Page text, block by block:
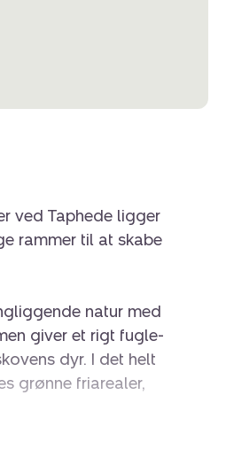
ved Taphede ligger
rammer til at skabe
natur med
giver et rigt fugle-
dyr. I det helt
grønne friarealer,